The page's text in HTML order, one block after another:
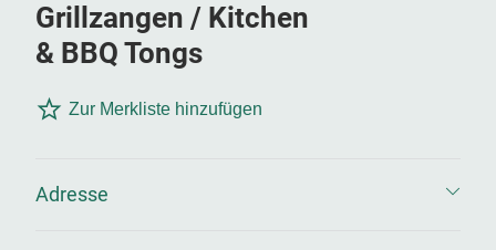
Grillzangen / Kitchen
& BBQ Tongs
Zur Merkliste hinzufügen
Adresse